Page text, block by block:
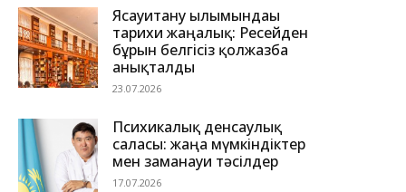
Ясауитану ғылымындағы
тарихи жаңалық: Ресейден
бұрын белгісіз қолжазба
анықталды
23.07.2026
Психикалық денсаулық
саласы: жаңа мүмкіндіктер
мен заманауи тәсілдер
17.07.2026